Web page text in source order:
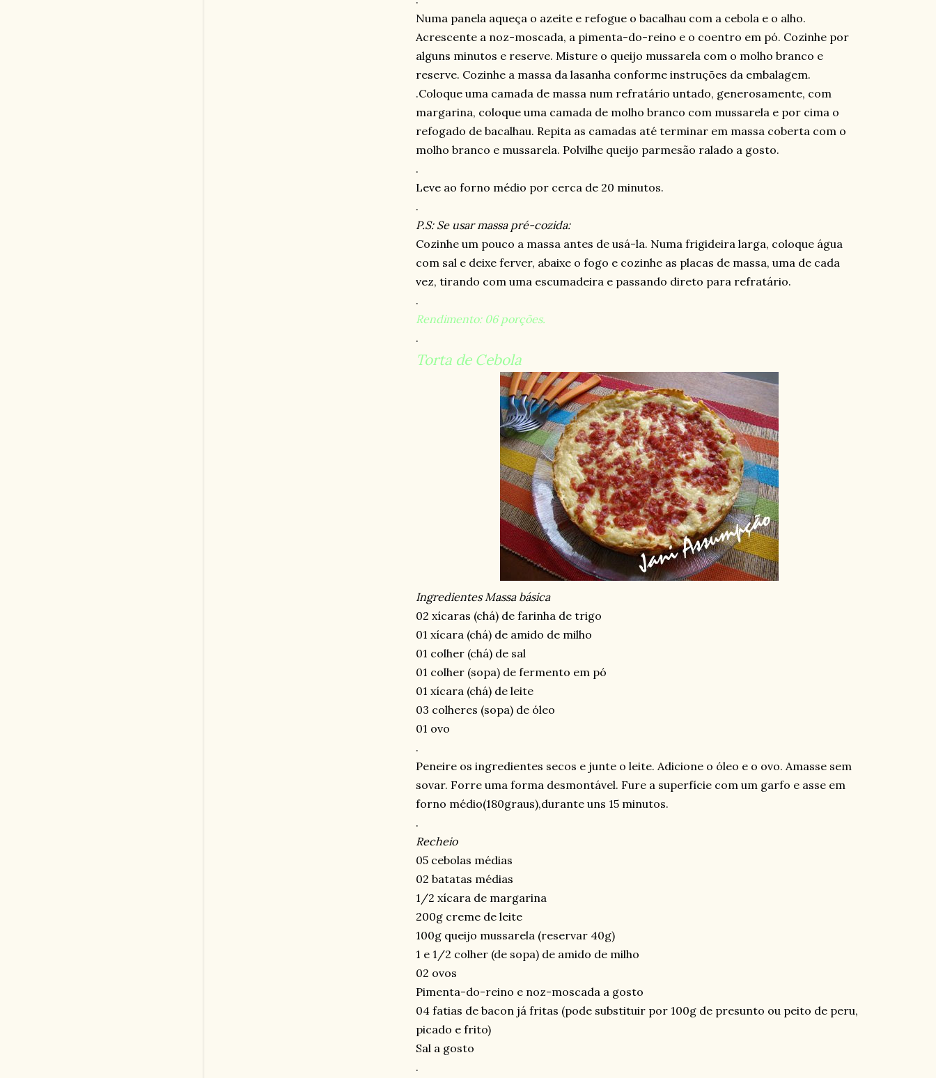
Numa panela aqueça o azeite e refogue o bacalhau com a cebola e o alho.
Acrescente a noz-moscada, a pimenta-do-reino e o coentro em pó. Cozinhe por
alguns minutos e reserve. Misture o queijo mussarela com o molho branco e
reserve. Cozinhe a massa da lasanha conforme instruções da embalagem.
.Coloque uma camada de massa num refratário untado, generosamente, com
margarina, coloque uma camada de molho branco com mussarela e por cima o
refogado de bacalhau. Repita as camadas até terminar em massa coberta com o
molho branco e mussarela. Polvilhe queijo parmesão ralado a gosto.
.
Leve ao forno médio por cerca de 20 minutos.
.
P.S: Se usar massa pré-cozida:
Cozinhe um pouco a massa antes de usá-la. Numa frigideira larga, coloque água
com sal e deixe ferver, abaixe o fogo e cozinhe as placas de massa, uma de cada
vez, tirando com uma escumadeira e passando direto para refratário.
.
Rendimento: 06 porções.
.
Torta de Cebola
Ingredientes Massa básica
02 xícaras (chá) de farinha de trigo
01 xícara (chá) de amido de milho
01 colher (chá) de sal
01 colher (sopa) de fermento em pó
01 xícara (chá) de leite
03 colheres (sopa) de óleo
01 ovo
.
Peneire os ingredientes secos e junte o leite. Adicione o óleo e o ovo. Amasse sem
sovar. Forre uma forma desmontável. Fure a superfície com um garfo e asse em
forno médio(180graus),durante uns 15 minutos.
.
Recheio
05 cebolas médias
02 batatas médias
1/2 xícara de margarina
200g creme de leite
100g queijo mussarela (reservar 40g)
1 e 1/2 colher (de sopa) de amido de milho
02 ovos
Pimenta-do-reino e noz-moscada a gosto
04 fatias de bacon já fritas (pode substituir por 100g de presunto ou peito de peru,
picado e frito)
Sal a gosto
.